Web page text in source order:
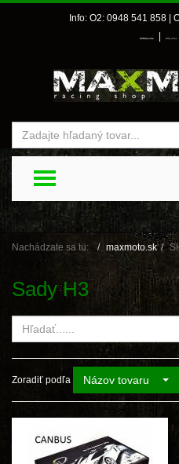
Info: O2: 0948 541 858 |
Prihlásenie Môj účet
TOGGLE
Nachádzate sa tu: maxmoto.sk
Sady H3
Zoradiť podľa Názov tovaru